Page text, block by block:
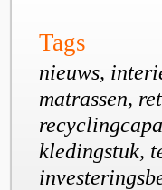
Tags
nieuws,
matrassen,
kledingstuk,